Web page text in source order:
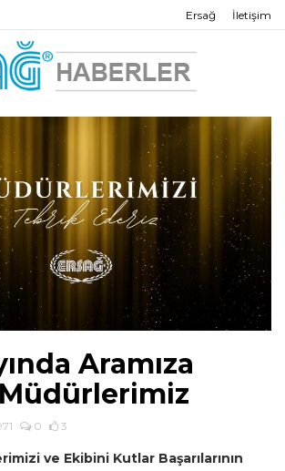
Ersağ İletişim
Aramıza
0 3
ve Ekibini Kutlar Başarılarının